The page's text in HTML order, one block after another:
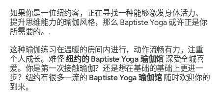
如果你是一位纽约客，正在寻找一种能够激发身体活力、
提升思维能力的瑜伽风格，那么 Baptiste Yoga 或许正是你
所需要的。.
这种瑜伽练习在温暖的房间内进行，动作流畅有力，注重
个人成长。难怪纽约的 Baptiste Yoga 瑜伽馆 深受全城喜
爱。你是第一次接触瑜伽？还是想在基础的基础上更进一
步？纽约有很多一流的 Baptiste Yoga 瑜伽馆随时欢迎你的
到来。